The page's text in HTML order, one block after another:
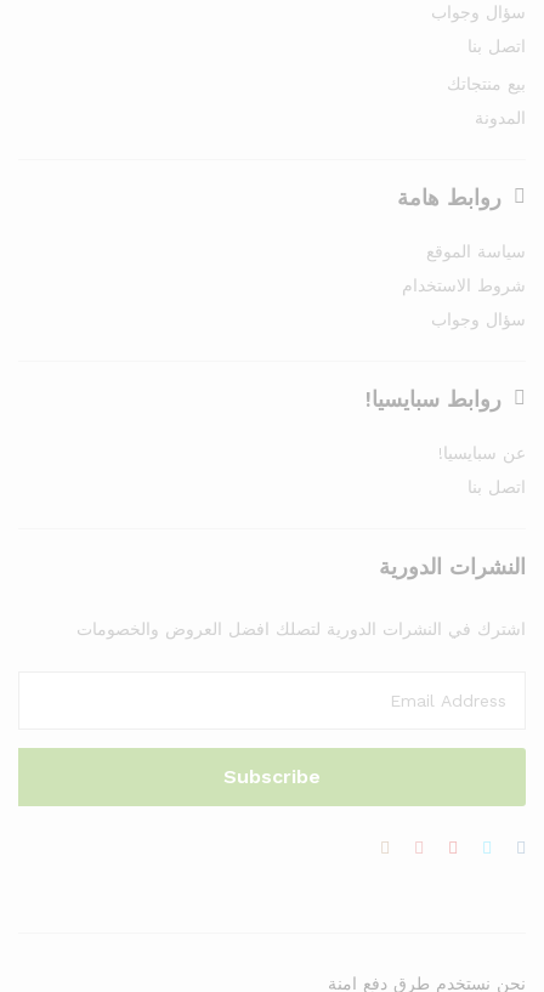
سؤال وجواب
اتصل بنا
بيع منتجاتك
المدونة
روابط هامة
سياسة الموقع
شروط الاستخدام
سؤال وجواب
روابط سبايسيا!
عن سبايسيا!
اتصل بنا
النشرات الدورية
اشترك في النشرات الدورية لتصلك افضل العروض والخصومات
نحن نستخدم طرق دفع امنة